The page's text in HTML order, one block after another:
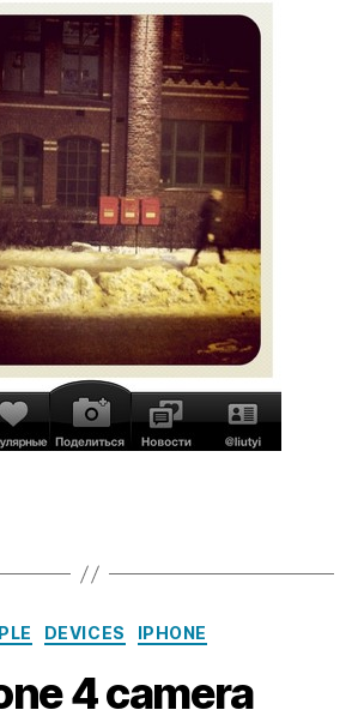
Categories
DEVICES IPHONE
4 camera